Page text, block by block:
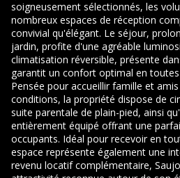
soigneusement sélectionnés, les
nombreux espaces de réception
convivial qu'élégant. Le séjour,
jardin, profite d'une agréable
climatisation réversible, présente
garantit un confort optimal en toutes
Pensée pour accueillir famille et
conditions, la propriété dispose de
suite parentale de plain-pied, ainsi
entièrement équipé offrant une
occupants. Idéal pour recevoir en
espace représente également une
revenu locatif complémentaire,